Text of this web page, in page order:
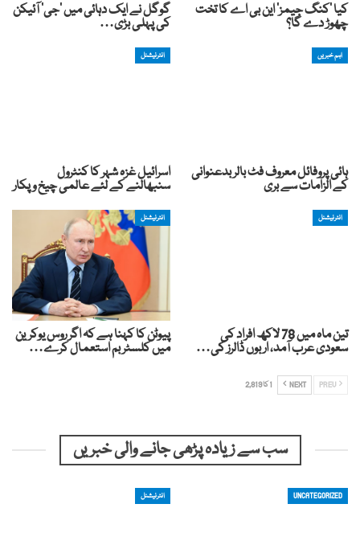
کیا ‘کنگ جیمز’ این بی اے کا تخت
چھوڑ دے گا؟
گوگل نے ایک دہائی میں ‘جی’ آئیکن
کی پہلی بڑی…
اہم خبریں
ہائی پروفائل معروف فٹ بالر بدعنوانی
کے الزامات سے بری
انٹرنیشنل
اسرائیل غزہ شہر کا کنٹرول
سنبھالنے کے لئے عالمی چیخ و پکار
انٹرنیشنل
تین ماہ میں 78 لاکھ افراد کی
سعودی عرب آمد، اربوں ڈالرز کی…
انٹرنیشنل
پیوٹن کا کہنا ہے کہ اگر روس یوکرین
میں کلسٹر بم استعمال کرے…
NEXT 1 کا 2,819
سب سے زیادہ پڑھی جانے والی خبریں
UNCATEGORIZED انٹرنیشنل